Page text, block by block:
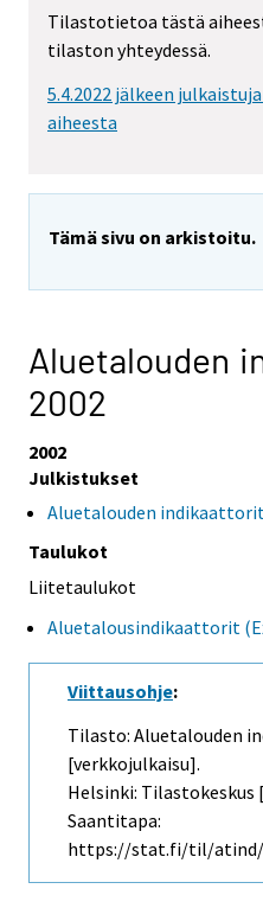
Tilastotietoa tästä
tilaston yhteydessä.
5.4.2022 jälkeen
aiheesta
Tämä sivu on arkistoitu.
Aluetalouden
2002
2002
Julkistukset
Aluetalouden
Taulukot
Liitetaulukot
Aluetalousindikaattorit
Viittausohje:
Tilasto: Aluetalouden
[verkkojulkaisu].
Helsinki: Tilastokeskus
Saantitapa:
https://stat.fi/til/atind/